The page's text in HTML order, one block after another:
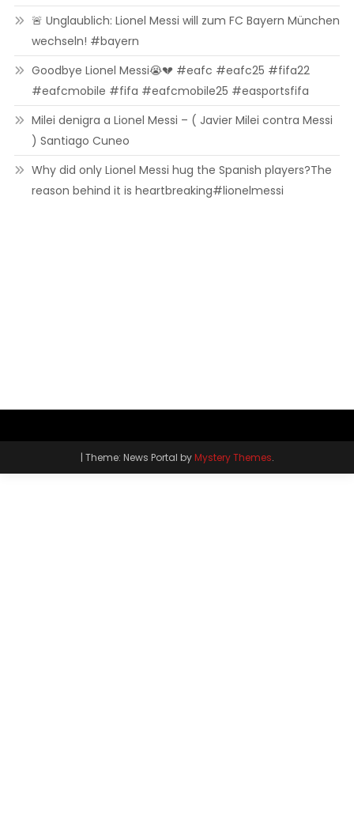
🚨 Unglaublich: Lionel Messi will zum FC Bayern München
wechseln! #bayern
Goodbye Lionel Messi😭💔 #eafc #eafc25 #fifa22
#eafcmobile #fifa #eafcmobile25 #easportsfifa
Milei denigra a Lionel Messi – ( Javier Milei contra Messi
) Santiago Cuneo
Why did only Lionel Messi hug the Spanish players?The
reason behind it is heartbreaking#lionelmessi
| Theme: News Portal byMystery Themes.